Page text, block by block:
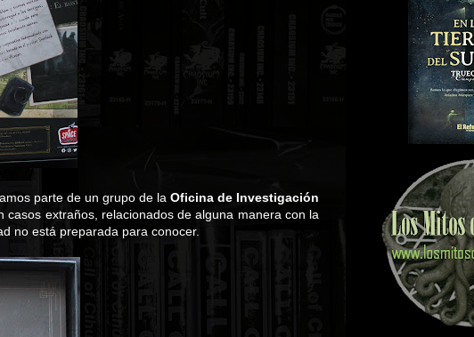
parte de un grupo de la Oficina de Investigación
extraños, relacionados de alguna manera con la
no está preparada para conocer.